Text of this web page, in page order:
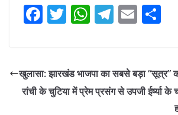
F
e
b
T
er
W
s
A
T
gr
a
E
l e
खुलासा: झारखंड भाजपा का सबसे बड़ा “सूत्र”
रांची के चुटिया में प्रेम प्रसंग से उपजी ईर्ष्या